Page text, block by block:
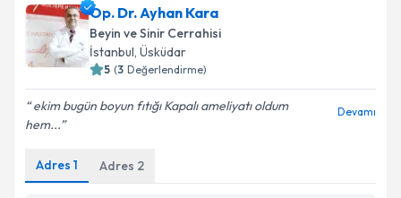
Prof. Dr. Zafer Orkun Toktaş
talebi oluşturun. Size bu uzmandan randevu almanız
için bir takvim hazırlandığında e-posta ile
bilgilendireceğiz.
E-posta Adresiniz
Kişisel verilerimin işlenmesine ilişkinAydınlatma
Op. Dr. Ayhan Kara
Beyin ve Sinir Cerrahisi
İstanbul, Üsküdar
5 (3 Değerlendirme)
ekim bugün boyun fıtığı Kapalı ameliyatı oldum
hem...
Devamı
Adres 1 Adres 2